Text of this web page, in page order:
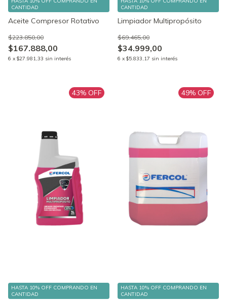
Aceite Compresor Rotativo
$167.888,00
$223.850,00
6 x $27.981,33 sin interés
CANTIDAD
Limpiador Multipropósito
$34.999,00
$69.465,00
6 x $5.833,17 sin interés
CANTIDAD
43% OFF
HASTA 10% OFF COMPRANDO EN
CANTIDAD
49% OFF
HASTA 10% OFF COMPRANDO EN
CANTIDAD